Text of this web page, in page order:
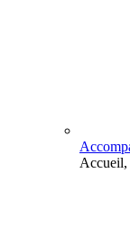
Accueil,